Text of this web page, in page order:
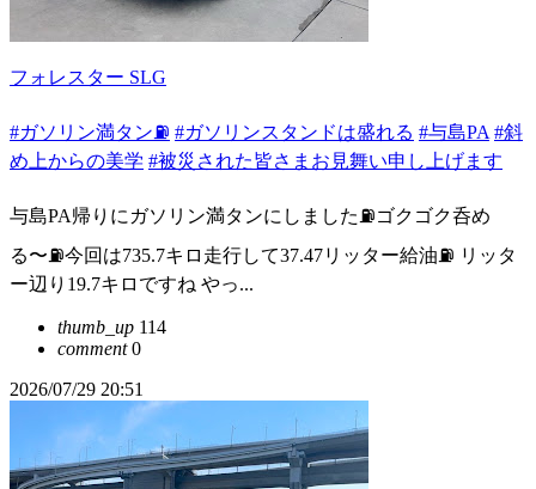
フォレスター SLG
#ガソリン満タン⛽️ #ガソリンスタンドは盛れる #与島PA #斜
め上からの美学 #被災された皆さまお見舞い申し上げます
与島PA帰りにガソリン満タンにしました⛽️ゴクゴク呑め
る〜⛽️今回は735.7キロ走行して37.47リッター給油⛽️ リッタ
ー辺り19.7キロですね やっ...
thumb_up 114
comment0
2026/07/29 20:51